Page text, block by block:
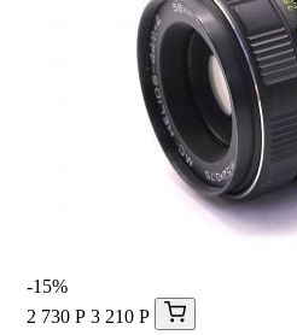
-15%
2 730 Р 3 210 Р